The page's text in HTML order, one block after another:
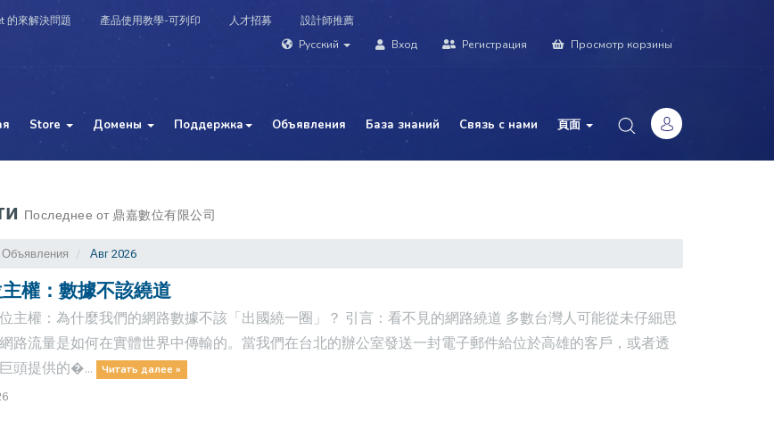
的來解決問題 產品使用教學-可列印 人才招募
設計師推薦
Русский
Вход Регистрация Просмотр корзины
Store Домены Поддержка Объявления База знаний Связь с нами 頁面
Последнее от 鼎嘉數位有限公司
Объявления Авг 2026
權：數據不該繞道
主權：為什麼我們的網路數據不該「出國繞一圈」？ 引言：看不見的網路繞道 多數台灣人可能從未仔細思
路流量是如何在實體世界中傳輸的。當我們在台北的辦公室發送一封電子郵件給位於高雄的客戶，或者透
頭提供的�...
Читать далее »